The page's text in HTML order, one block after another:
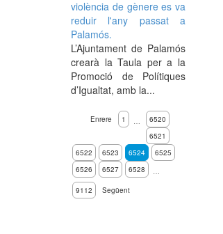
violència de gènere es va
reduir l'any passat a
Palamós.
L’Ajuntament de Palamós
crearà la Taula per a la
Promoció de Polítiques
d’Igualtat, amb la...
Enrere 1 …
6520
6521
6522
6523 6524
6525
6526
6527 6528
…
9112
Següent